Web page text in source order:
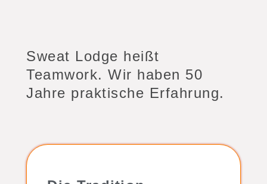
Sweat Lodge heißt
Teamwork. Wir haben 50
Jahre praktische Erfahrung.